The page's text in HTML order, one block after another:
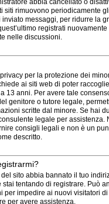
abbia cancellato o
siti rimuovono periodicamente
messaggi, per ridurre la
registrati nuovamente
nelle discussioni.
per la protezione dei
ai siti web di poter
13 anni. Per avere tale
genitore o tutore legale,
scritte dal minore. Se hai
legale per assistenza.
consigli legali e non è un
descritto.
sito abbia bannato il tuo
tentando di registrare. Può
per impedire ai nuovi visitatori
per avere assistenza.